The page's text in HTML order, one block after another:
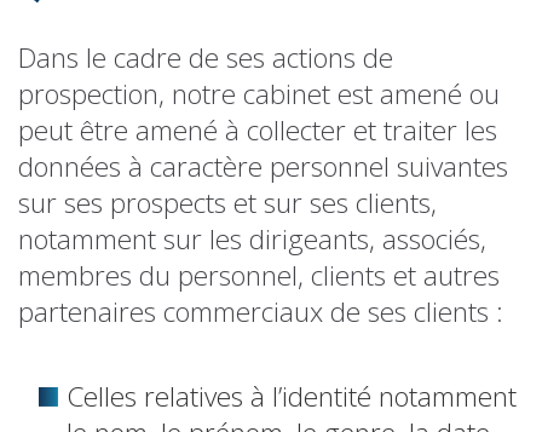
Dans le cadre de ses actions de
prospection, notre cabinet est amené ou
peut être amené à collecter et traiter les
données à caractère personnel suivantes
sur ses prospects et sur ses clients,
notamment sur les dirigeants, associés,
membres du personnel, clients et autres
partenaires commerciaux de ses clients :
Celles relatives à l’identité notamment